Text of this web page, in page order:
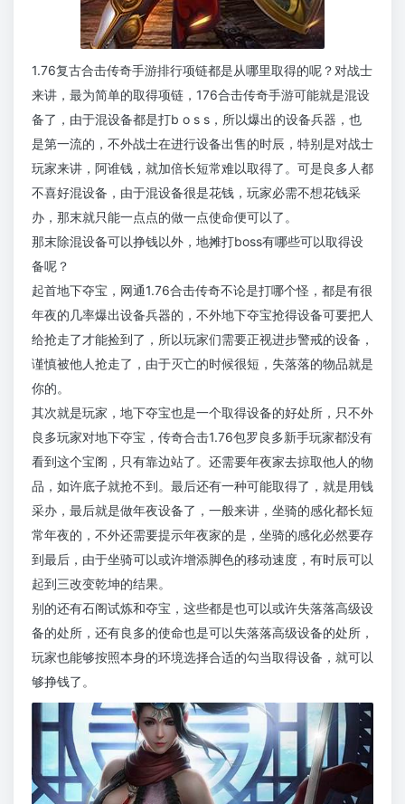
1.76复古合击传奇手游排行项链都是从哪里取得的呢？对战士
来讲，最为简单的取得项链，176合击传奇手游可能就是混设
备了，由于混设备都是打b o s s，所以爆出的设备兵器，也
是第一流的，不外战士在进行设备出售的时辰，特别是对战士
玩家来讲，阿谁钱，就加倍长短常难以取得了。可是良多人都
不喜好混设备，由于混设备很是花钱，玩家必需不想花钱采
办，那末就只能一点点的做一点使命便可以了。
那末除混设备可以挣钱以外，地摊打boss有哪些可以取得设
备呢？
起首地下夺宝，网通1.76合击传奇不论是打哪个怪，都是有很
年夜的几率爆出设备兵器的，不外地下夺宝抢得设备可要把人
给抢走了才能捡到了，所以玩家们需要正视进步警戒的设备，
谨慎被他人抢走了，由于灭亡的时候很短，失落落的物品就是
你的。
其次就是玩家，地下夺宝也是一个取得设备的好处所，只不外
良多玩家对地下夺宝，传奇合击1.76包罗良多新手玩家都没有
看到这个宝阁，只有靠边站了。还需要年夜家去掠取他人的物
品，如许底子就抢不到。最后还有一种可能取得了，就是用钱
采办，最后就是做年夜设备了，一般来讲，坐骑的感化都长短
常年夜的，不外还需要提示年夜家的是，坐骑的感化必然要存
到最后，由于坐骑可以或许增添脚色的移动速度，有时辰可以
起到三改变乾坤的结果。
别的还有石阁试炼和夺宝，这些都是也可以或许失落落高级设
备的处所，还有良多的使命也是可以失落落高级设备的处所，
玩家也能够按照本身的环境选择合适的勾当取得设备，就可以
够挣钱了。